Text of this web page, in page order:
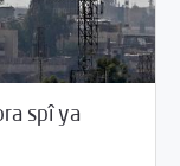
spî ya